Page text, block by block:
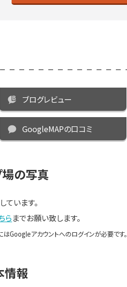
ブログレビュー
GoogleMAPの口コミ
場の写真
ています。
らまでお願い致します。
Googleアカウントへのログインが必要です。
情報